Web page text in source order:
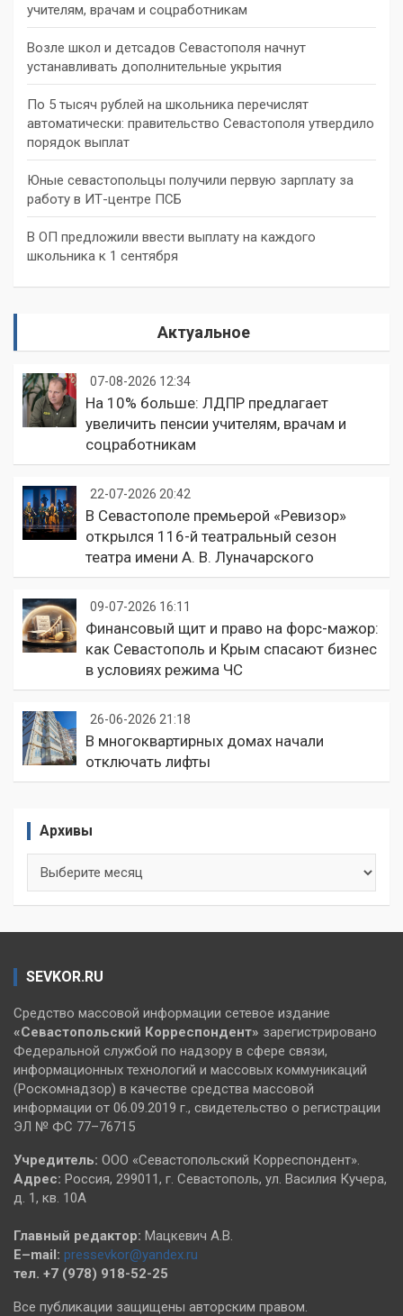
учителям, врачам и соцработникам
Возле школ и детсадов Севастополя начнут
устанавливать дополнительные укрытия
По 5 тысяч рублей на школьника перечислят
автоматически: правительство Севастополя утвердило
порядок выплат
Юные севастопольцы получили первую зарплату за
работу в ИТ-центре ПСБ
В ОП предложили ввести выплату на каждого
школьника к 1 сентября
Актуальное
07-08-2026 12:34
На 10% больше: ЛДПР предлагает
увеличить пенсии учителям, врачам и
соцработникам
22-07-2026 20:42
В Севастополе премьерой «Ревизор»
открылся 116-й театральный сезон
театра имени А. В. Луначарского
09-07-2026 16:11
Финансовый щит и право на форс-мажор:
как Севастополь и Крым спасают бизнес
в условиях режима ЧС
26-06-2026 21:18
В многоквартирных домах начали
отключать лифты
Архивы
SEVKOR.RU
Средство массовой информации сетевое издание
«Севастопольский Корреспондент» зарегистрировано
Федеральной службой по надзору в сфере связи,
информационных технологий и массовых коммуникаций
(Роскомнадзор) в качестве средства массовой
информации от 06.09.2019 г., свидетельство о регистрации
ЭЛ № ФС 77–76715
Учредитель: ООО «Севастопольский Корреспондент».
Адрес: Россия, 299011, г. Севастополь, ул. Василия Кучера,
д. 1, кв. 10А
Главный редактор: Мацкевич А.В.
E–mail: pressevkor@yandex.ru
тел. +7 (978) 918-52-25
Все публикации защищены авторским правом.